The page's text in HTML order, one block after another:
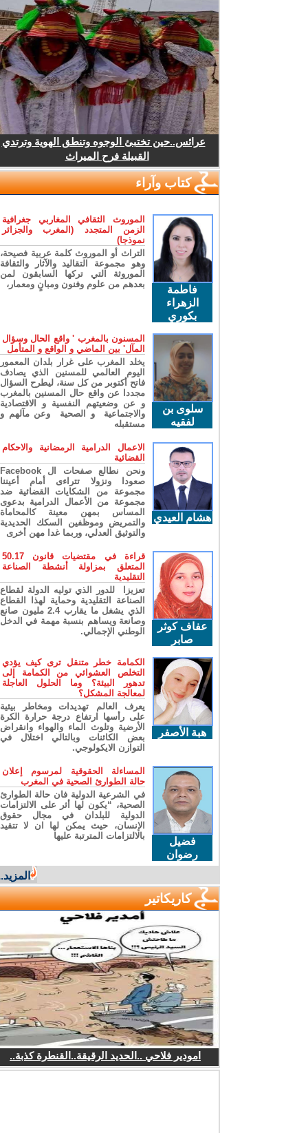
عرائس..حين تختبئ الوجوه وتنطق الهوية وترتدي
القبيلة فرح الميراث
كتاب وآراء
فاطمة
الزهراء
بكوري
الموروث الثقافي المغاربي جغرافية
الزمن المتجدد (المغرب والجزائر
نموذجا)
التراث أو الموروث كلمة عربية فصيحة،
وهو مجموعة التقاليد والآثار والثقافة
الموروثة التي تركها السابقون لمن
بعدهم من علوم وفنون ومبانٍ ومعمار،
سلوى بن
لفقيه
المسنون بالمغرب ' واقع الحال وسؤال
المآل' بين الماضي و الواقع و المتأمل
يخلد المغرب على غرار بلدان المعمور
اليوم العالمي للمسنين الذي يصادف
فاتح أكتوبر من كل سنة، ليطرح السؤال
مجددا عن واقع حال المسنين بالمغرب
و عن وضعيتهم النفسية و الاقتصادية
والاجتماعية و الصحية وعن مآلهم و
مستقبله
هشام العيدي
الاعمال الدرامية الرمضانية والاحكام
القضائية
ونحن نطالع صفحات ال Facebook
صعودا ونزولا تتراءى أمام أعيننا
مجموعة من الشكايات القضائية ضد
مجموعة من الأعمال الدرامية بدعوى
المساس بمهن معينة كالمحاماة
والتمريض وموظفين السكك الحديدية
والتوثيق العدلي، وربما غدا مهن أخرى
عفاف كوثر
صابر
قراءة في مقتضيات قانون 50.17
المتعلق بمزاولة أنشطة الصناعة
التقليدية
تعزيزا للدور الذي توليه الدولة لقطاع
الصناعة التقليدية وحماية لهذا القطاع
الذي يشغل ما يقارب 2.4 مليون صانع
وصانعة ويساهم بنسبة مهمة في الدخل
الوطني الإجمالي.
هبة الأصفر
الكمامة خطر متنقل ترى كيف يؤدي
التخلص العشوائي من الكمامة إلى
تدهور البيئة؟ وما الحلول العاجلة
لمعالجة المشكل؟
يعرف العالم تهديدات ومخاطر بيئية
على رأسها ارتفاع درجة حرارة الكرة
الأرضية وتلوث الماء والهواء وانقراض
بعض الكائنات وبالتالي اختلال في
التوازن الايكولوجي.
فضيل
رضوان
المساءلة الحقوقية لمرسوم إعلان
حالة الطوارئ الصحية في المغرب
في الشرعية الدولية فان حالة الطوارئ
الصحية، “يكون لها أثر على الالتزامات
الدولية للبلدان في مجال حقوق
الإنسان، حيث يمكن لها ان لا تتقيد
بالالتزامات المترتبة عليها
المزيد...
كاريكاتير
امودير فلاحي ..الحديد الرقيقة..القنطرة كذبة..